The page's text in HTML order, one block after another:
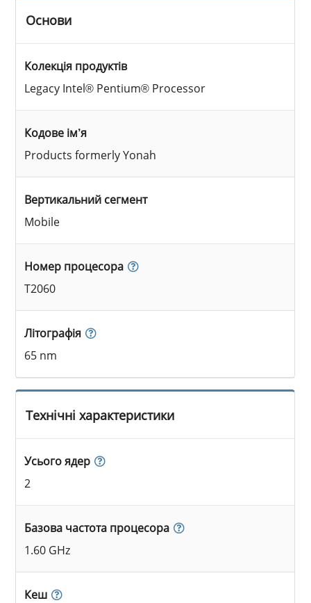
Основи
Колекція продуктів
Legacy Intel® Pentium® Processor
Кодове ім’я
Products formerly Yonah
Вертикальний сегмент
Mobile
Номер процесора
T2060
Літографія
65 nm
Технічні характеристики
Усього ядер
2
Базова частота процесора
1.60 GHz
Кеш